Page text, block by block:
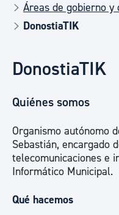
Áreas de gobierno y
DonostiaTIK
DonostiaTIK
Quiénes somos
Organismo autónomo
Sebastián, encargado
telecomunicaciones e
Informático Municipal.
Qué hacemos